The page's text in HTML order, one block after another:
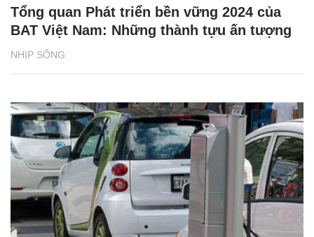
NHỊP SỐNG
Tổng quan Phát triển bền vững 2024 của
BAT Việt Nam: Những thành tựu ấn tượng